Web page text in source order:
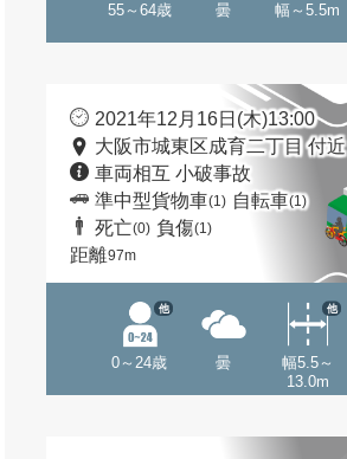
55～64歳 曇 幅～5.5m
2021年12月16日(木)13:00
大阪市城東区成育二丁目 付近
車両相互 小破事故
準中型貨物車(1) 自転車(1)
死亡(0) 負傷(1)
距離97m
0～24歳
他
曇
幅5.5～
13.0m
他